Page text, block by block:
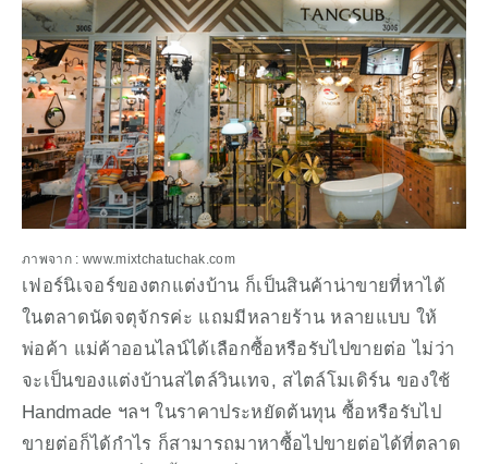
ภาพจาก : www.mixtchatuchak.com
เฟอร์นิเจอร์ของตกแต่งบ้าน ก็เป็นสินค้าน่าขายที่หาได้
ในตลาดนัดจตุจักรค่ะ แถมมีหลายร้าน หลายแบบ ให้
พ่อค้า แม่ค้าออนไลน์ได้เลือกซื้อหรือรับไปขายต่อ ไม่ว่า
จะเป็นของแต่งบ้านสไตล์วินเทจ, สไตล์โมเดิร์น ของใช้
Handmade ฯลฯ ในราคาประหยัดต้นทุน ซื้อหรือรับไป
ขายต่อก็ได้กำไร ก็สามารถมาหาซื้อไปขายต่อได้ที่ตลาด